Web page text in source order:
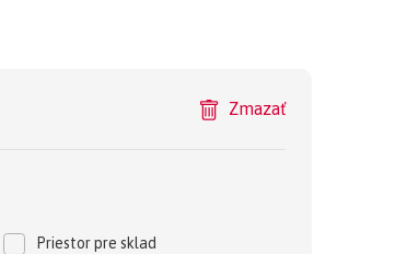
Zmazať
Priestor pre sklad